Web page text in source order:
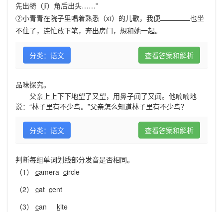
先出犄（jī）角后出头……”
②小青青在院子里唱着熟悉（xī）的儿歌，我便
也坐
不住了，连忙放下笔，奔出房门，想和她一起。
分类：语文 查看答案和解析
品味探究。
父亲上上下下地望了又望，用鼻子闻了又闻。他喃喃地
说：“林子里有不少鸟。”父亲怎么知道林子里有不少鸟？
分类：语文 查看答案和解析
判断每组单词划线部分发音是否相同。
（1） camera circle
（2） cat cent
（3） can kite